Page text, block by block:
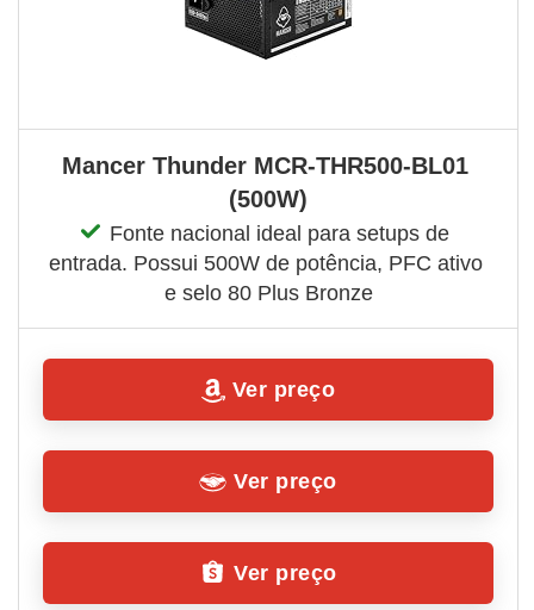
Mancer Thunder ‎MCR-THR500-BL01
(500W)
Fonte nacional ideal para setups de
entrada. Possui 500W de potência, PFC ativo
e selo 80 Plus Bronze
Ver preço
Ver preço
Ver preço